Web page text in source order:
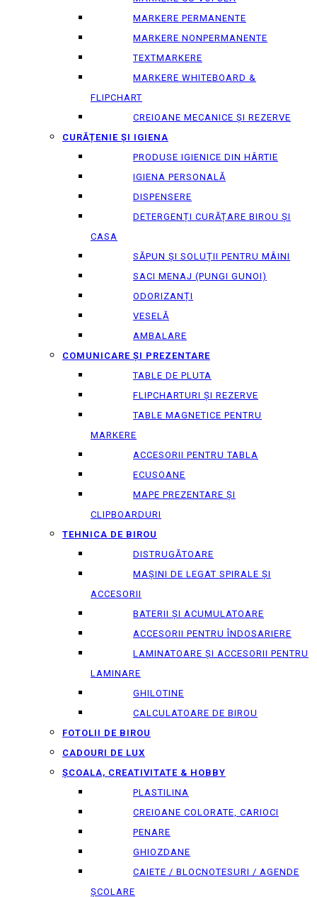
MARKERE PERMANENTE
MARKERE NONPERMANENTE
TEXTMARKERE
MARKERE WHITEBOARD &
FLIPCHART
CREIOANE MECANICE ȘI REZERVE
CURĂȚENIE ȘI IGIENA
PRODUSE IGIENICE DIN HÂRTIE
IGIENA PERSONALĂ
DISPENSERE
DETERGENȚI CURĂȚARE BIROU ȘI
CASA
SĂPUN ȘI SOLUȚII PENTRU MÂINI
SACI MENAJ (PUNGI GUNOI)
ODORIZANȚI
VESELĂ
AMBALARE
COMUNICARE ȘI PREZENTARE
TABLE DE PLUTA
FLIPCHARTURI ȘI REZERVE
TABLE MAGNETICE PENTRU
MARKERE
ACCESORII PENTRU TABLA
ECUSOANE
MAPE PREZENTARE ȘI
CLIPBOARDURI
TEHNICA DE BIROU
DISTRUGĂTOARE
MAȘINI DE LEGAT SPIRALE ȘI
ACCESORII
BATERII ȘI ACUMULATOARE
ACCESORII PENTRU ÎNDOSARIERE
LAMINATOARE ȘI ACCESORII PENTRU
LAMINARE
GHILOTINE
CALCULATOARE DE BIROU
FOTOLII DE BIROU
CADOURI DE LUX
ȘCOALA, CREATIVITATE & HOBBY
PLASTILINA
CREIOANE COLORATE, CARIOCI
PENARE
GHIOZDANE
CAIETE / BLOCNOTESURI / AGENDE
ȘCOLARE